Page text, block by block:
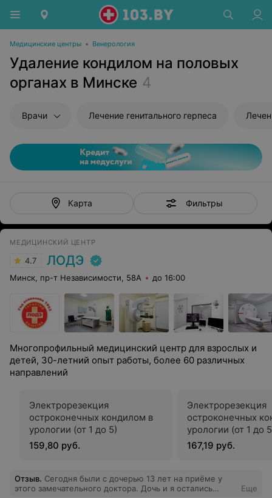
Медицинские центры • Венерология
Удаление кондилом на половых
органах в Минске 4
Врачи Лечение генитального герпеса
Карта Фильтры
МЕДИЦИНСКИЙ ЦЕНТР
4.7 ЛОДЭ
Минск, пр-т Независимости, 58А до 16:00
Многопрофильный медицинский центр для взрослых и
детей, 30-летний опыт работы, более 60 различных
направлений
Электрорезекция
остроконечных кондилом в
урологии (от 1 до 5)
159,80 руб.
Электрорезекция
остроконечных
урологии (от 1 до
удаление)
167,19 руб.
Отзыв. Сегодня были с дочерью 13 лет на приёме у
этого замечательного доктора. Дочь и я остались
Еще